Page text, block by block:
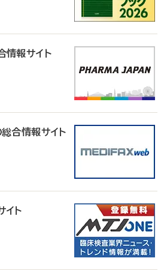
情報サイト
合情報サイト
イト